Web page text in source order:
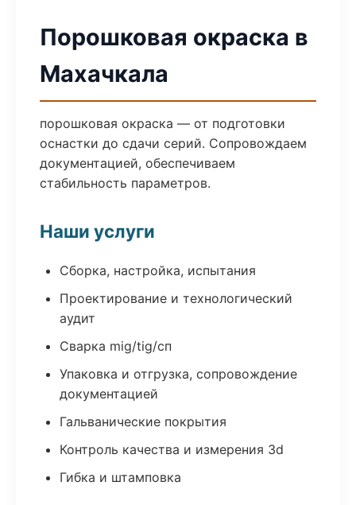
Порошковая окраска в
Махачкала
порошковая окраска — от подготовки
оснастки до сдачи серий. Сопровождаем
документацией, обеспечиваем
стабильность параметров.
Наши услуги
Сборка, настройка, испытания
Проектирование и технологический
аудит
Сварка mig/tig/сп
Упаковка и отгрузка, сопровождение
документацией
Гальванические покрытия
Контроль качества и измерения 3d
Гибка и штамповка